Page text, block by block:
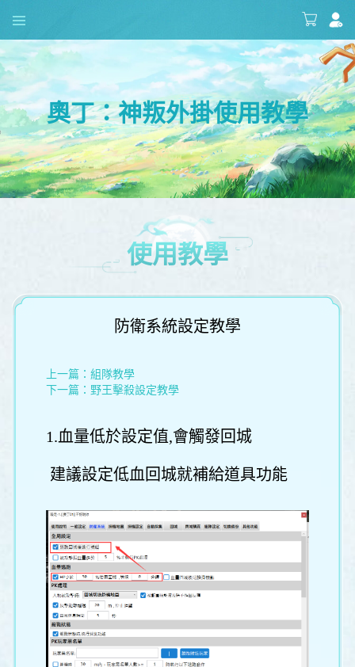
奧丁：神叛外掛使用教學
使用教學
防衛系統設定教學
上一篇： 組隊教學
下一篇： 野王擊殺設定教學
1.血量低於設定值,會觸發回城
建議設定低血回城就補給道具功能